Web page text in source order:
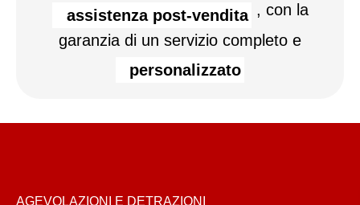
assistenza post-vendita , con la
garanzia di un servizio completo e
personalizzato
AGEVOLAZIONI E DETRAZIONI